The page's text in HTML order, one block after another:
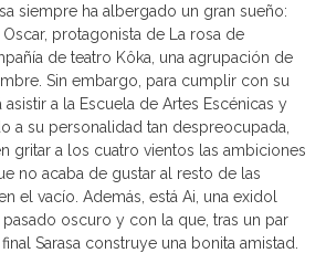
siempre ha albergado un gran sueño:
protagonista de La rosa de
de teatro Kôka, una agrupación de
Sin embargo, para cumplir con su
a la Escuela de Artes Escénicas y
a su personalidad tan despreocupada,
gritar a los cuatro vientos las ambiciones
no acaba de gustar al resto de las
el vacío. Además, está Ai, una exidol
oscuro y con la que, tras un par
Sarasa construye una bonita amistad.